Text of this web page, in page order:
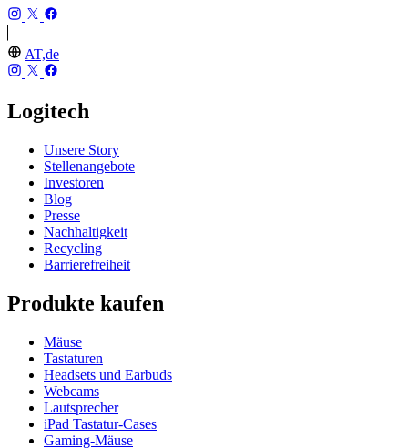
AT,de
Logitech
Unsere Story
Stellenangebote
Investoren
Blog
Presse
Nachhaltigkeit
Recycling
Barrierefreiheit
Produkte kaufen
Mäuse
Tastaturen
Headsets und Earbuds
Webcams
Lautsprecher
iPad Tastatur-Cases
Gaming-Mäuse